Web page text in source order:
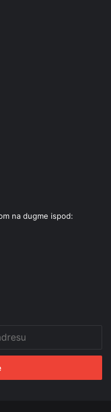
na dugme ispod: